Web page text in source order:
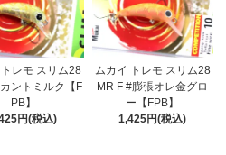
レモ スリム28
ントミルク【F
PB】
円(税込)
ムカイ トレモ スリム28
MR F #膨張オレ金グロ
ー【FPB】
1,425円(税込)